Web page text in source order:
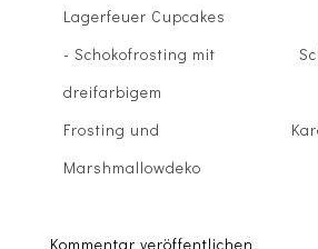
Lagerfeuer Cupcakes
- Schokofrosting mit
dreifarbigem
Frosting und
Marshmallowdeko
Kommentar veröffentlichen